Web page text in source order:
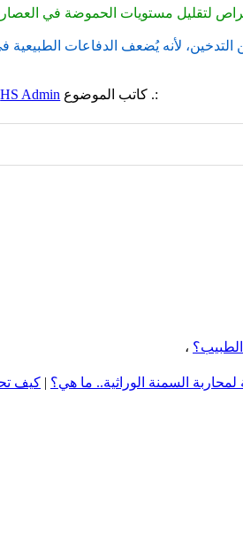
لتقليل مستويات الحموضة في
التدخين، لأنه يُضعف الدفاعات الطبيعية
:. كاتب الموضوع HS Admin
الطبيب؟ ،
السمنة الوراثية.. ما هي؟ | كيف